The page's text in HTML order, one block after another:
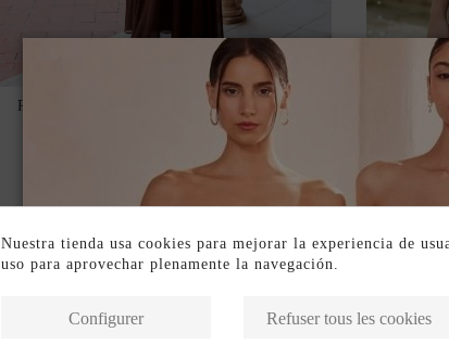
ROBE LONGUE MARRON CHOCOLAT
AVEC FLEUR DRAPÉE POUR LES
120,00 €
ROBE
Nuestra tienda usa cookies para mejorar la experiencia de
uso para aprovechar plenamente la navegación.
Refuser tous les cookies
Configurer